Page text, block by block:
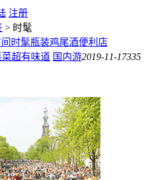
注册
> 时髦
时髦瓶装鸡尾酒便利店
菜超有味道 国内游2019-11-17335